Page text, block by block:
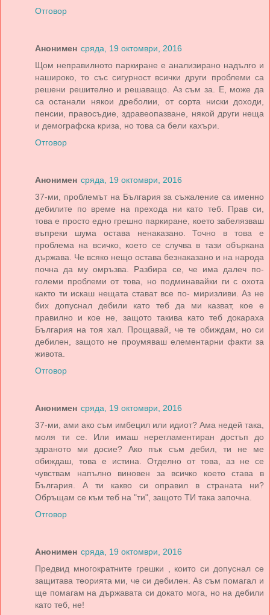
Отговор
Анонимен сряда, 19 октомври, 2016
Щом неправилното паркиране е анализирано надълго и
нашироко, то със сигурност всички други проблеми са
решени решително и решаващо. Аз съм за. Е, може да
са останали някои дреболии, от сорта ниски доходи,
пенсии, правосъдие, здравеопазване, някой други неща
и демографска криза, но това са бели кахъри.
Отговор
Анонимен сряда, 19 октомври, 2016
37-ми, проблемът на България за съжаление са именно
дебилите по време на прехода ни като теб. Прав си,
това е просто едно грешно паркиране, което забелязваш
въпреки шума остава ненаказано. Точно в това е
проблема на всичко, което се случва в тази объркана
държава. Че всяко нещо остава безнаказано и на народа
почна да му омръзва. Разбира се, че има далеч по-
големи проблеми от това, но подминавайки ги с охота
както ти искаш нещата стават все по- миризливи. Аз не
бих допуснал дебили като теб да ми казват, кое е
правилно и кое не, защото такива като теб докараха
България на тоя хал. Прощавай, че те обиждам, но си
дебилен, защото не проумяваш елементарни факти за
живота.
Отговор
Анонимен сряда, 19 октомври, 2016
37-ми, ами ако съм имбецил или идиот? Ама недей така,
моля ти се. Или имаш нерегламентиран достъп до
здраното ми досие? Ако пък съм дебил, ти не ме
обиждаш, това е истина. Отделно от това, аз не се
чувствам напълно виновен за всичко което става в
България. А ти какво си оправил в страната ни?
Обръщам се към теб на "ти", защото ТИ така започна.
Отговор
Анонимен сряда, 19 октомври, 2016
Предвид многократните грешки , които си допуснал се
защитава теорията ми, че си дебилен. Аз съм помагал и
ще помагам на държавата си докато мога, но на дебили
като теб, не!